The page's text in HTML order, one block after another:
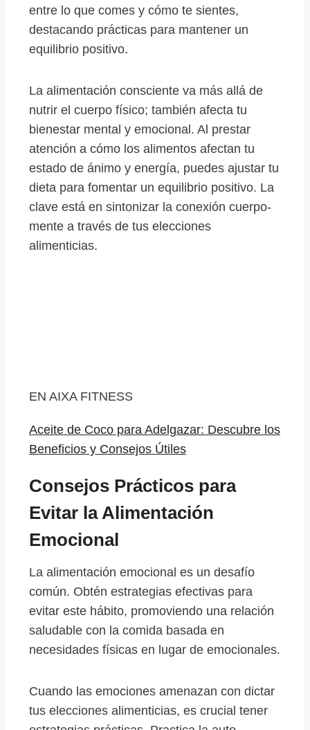
entre lo que comes y cómo te sientes,
destacando prácticas para mantener un
equilibrio positivo.
La alimentación consciente va más allá de
nutrir el cuerpo físico; también afecta tu
bienestar mental y emocional. Al prestar
atención a cómo los alimentos afectan tu
estado de ánimo y energía, puedes ajustar tu
dieta para fomentar un equilibrio positivo. La
clave está en sintonizar la conexión cuerpo-
mente a través de tus elecciones
alimenticias.
EN AIXA FITNESS
Aceite de Coco para Adelgazar: Descubre los
Beneficios y Consejos Útiles
Consejos Prácticos para
Evitar la Alimentación
Emocional
La alimentación emocional es un desafío
común. Obtén estrategias efectivas para
evitar este hábito, promoviendo una relación
saludable con la comida basada en
necesidades físicas en lugar de emocionales.
Cuando las emociones amenazan con dictar
tus elecciones alimenticias, es crucial tener